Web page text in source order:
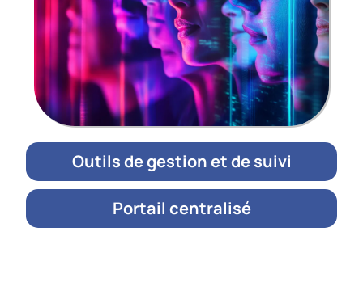
Outils de gestion et de suivi
Portail centralisé